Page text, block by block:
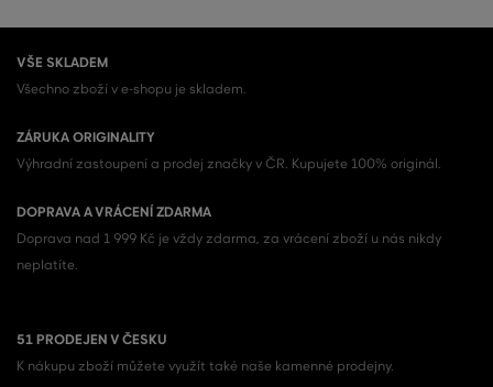
VŠE SKLADEM
Všechno zboží v e-shopu je skladem.
ZÁRUKA ORIGINALITY
Výhradní zastoupení a prodej značky v ČR. Kupujete 100% originál.
DOPRAVA A VRÁCENÍ ZDARMA
Doprava nad 1 999 Kč je vždy zdarma, za vrácení zboží u nás nikdy
neplatíte.
51 PRODEJEN V ČESKU
K nákupu zboží můžete využít také naše kamenné prodejny.